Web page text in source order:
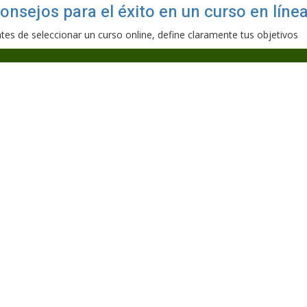
para el éxito en un curso en línea
de seleccionar un curso online, define claramente tus objetivos